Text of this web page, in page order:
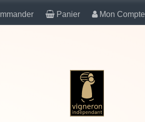
Panier Mon Compte